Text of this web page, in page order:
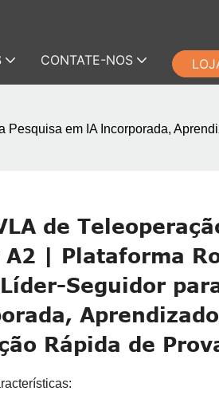
CONTATE-NOS
em IA Incorporada,
de
| Plataforma
Seguidor
Rápida de